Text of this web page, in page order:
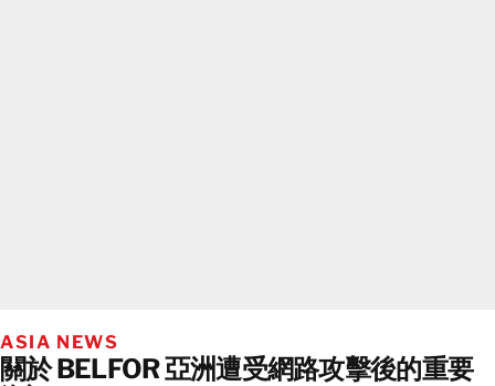
ASIA NEWS
關於 BELFOR 亞洲遭受網路攻擊後的重要